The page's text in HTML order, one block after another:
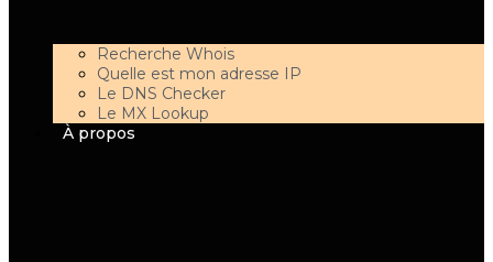
Recherche Whois
Quelle est mon adresse IP
Le DNS Checker
Le MX Lookup
À propos